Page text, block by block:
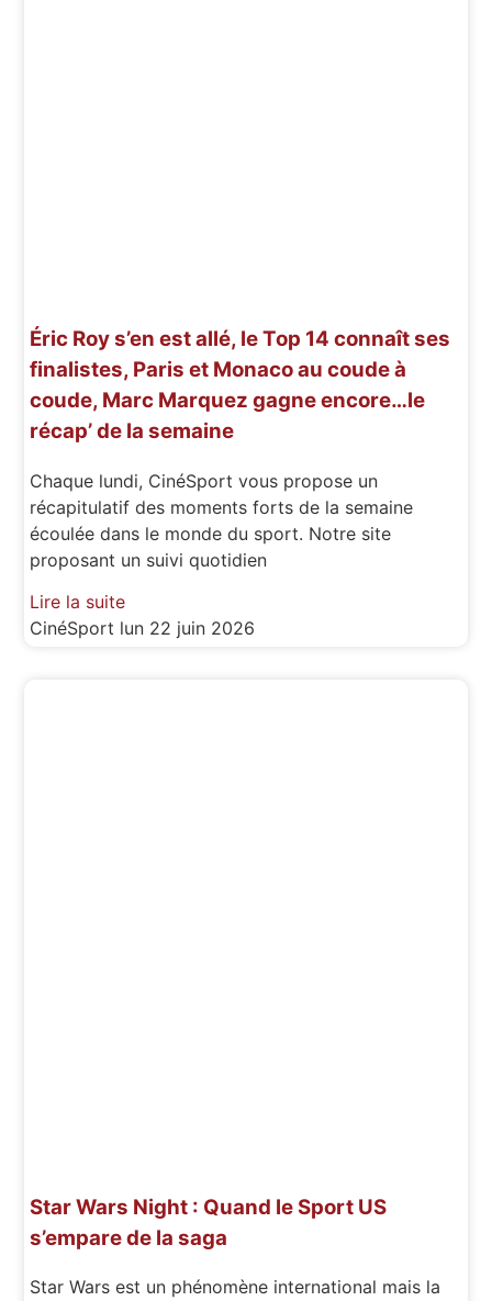
Éric Roy s’en est allé, le Top 14 connaît ses
finalistes, Paris et Monaco au coude à
coude, Marc Marquez gagne encore…le
récap’ de la semaine
Chaque lundi, CinéSport vous propose un
récapitulatif des moments forts de la semaine
écoulée dans le monde du sport. Notre site
proposant un suivi quotidien
Lire la suite
CinéSport lun 22 juin 2026
Star Wars Night : Quand le Sport US
s’empare de la saga
Star Wars est un phénomène international mais la